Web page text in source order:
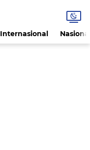
Internasional